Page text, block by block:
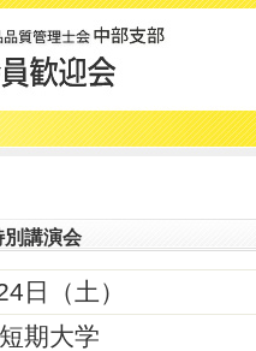
講演会
日（土）
期大学